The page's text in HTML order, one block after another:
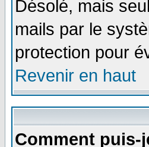
Désolé, mais
mails par le
protection pour
Revenir en haut
Comment puis-